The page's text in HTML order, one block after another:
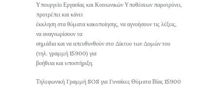
Υπουργείο Εργασίας και Κοινωνικών Υποθέσεων παροτρύνει,
προτρέπει και κάνει
έκκληση στα θύματα κακοποίησης, να αγνοήσουν τις λέξεις,
να αναγνωρίσουν τα
σημάδια και να απευθυνθούν στο Δίκτυο των Δομών του
(τηλ. γραμμή 15900) για
βοήθεια και υποστήριξη.
Τηλεφωνική Γραμμή SOS για Γυναίκες Θύματα Βίας 15900